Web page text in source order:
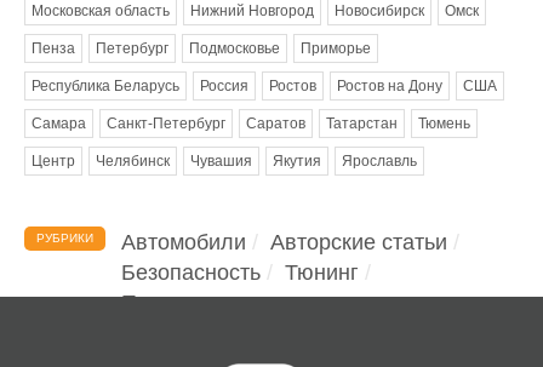
Московская область Нижний Новгород Новосибирск Омск
Пенза Петербург Подмосковье Приморье
Республика Беларусь Россия Ростов Ростов на Дону США
Самара Санкт-Петербург Саратов Татарстан Тюмень
Центр Челябинск Чувашия Якутия Ярославль
РУБРИКИ Автомобили
Авторские статьи
Безопасность
Тюнинг
Помощь водителю